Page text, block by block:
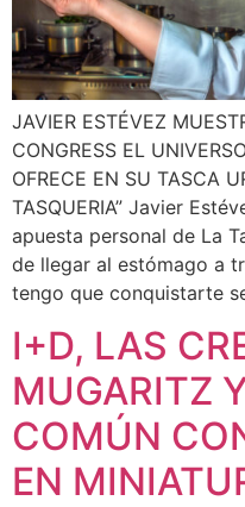
JAVIER ESTÉVEZ
CONGRESS EL
OFRECE EN SU TASCA
TASQUERIA” Javier
apuesta personal de La
de llegar al estómago a
tengo que conquistarte
I+D, LAS
MUGARITZ
COMÚN
EN